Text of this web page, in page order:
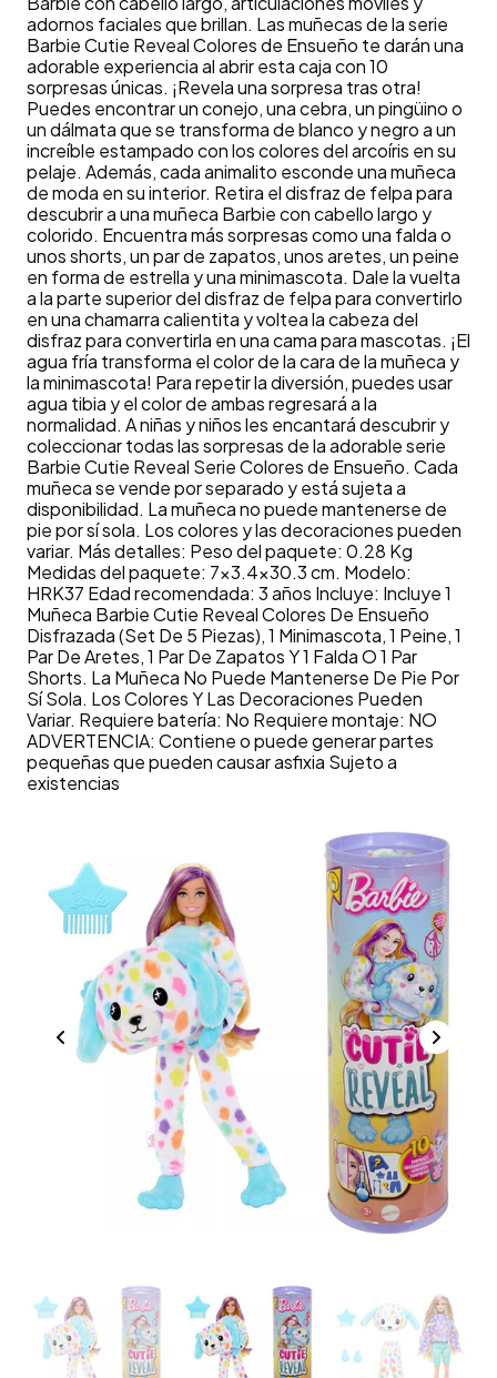
adornos faciales que brillan. Las muñecas de la serie
Barbie Cutie Reveal Colores de Ensueño te darán una
adorable experiencia al abrir esta caja con 10
sorpresas únicas. ¡Revela una sorpresa tras otra!
Puedes encontrar un conejo, una cebra, un pingüino o
un dálmata que se transforma de blanco y negro a un
increíble estampado con los colores del arcoíris en su
pelaje. Además, cada animalito esconde una muñeca
de moda en su interior. Retira el disfraz de felpa para
descubrir a una muñeca Barbie con cabello largo y
colorido. Encuentra más sorpresas como una falda o
unos shorts, un par de zapatos, unos aretes, un peine
en forma de estrella y una minimascota. Dale la vuelta
a la parte superior del disfraz de felpa para convertirlo
en una chamarra calientita y voltea la cabeza del
disfraz para convertirla en una cama para mascotas. ¡El
agua fría transforma el color de la cara de la muñeca y
la minimascota! Para repetir la diversión, puedes usar
agua tibia y el color de ambas regresará a la
normalidad. A niñas y niños les encantará descubrir y
coleccionar todas las sorpresas de la adorable serie
Barbie Cutie Reveal Serie Colores de Ensueño. Cada
muñeca se vende por separado y está sujeta a
disponibilidad. La muñeca no puede mantenerse de
pie por sí sola. Los colores y las decoraciones pueden
variar. Más detalles: Peso del paquete: 0.28 Kg
Medidas del paquete: 7x3.4x30.3 cm. Modelo:
HRK37 Edad recomendada: 3 años Incluye: Incluye 1
Muñeca Barbie Cutie Reveal Colores De Ensueño
Disfrazada (Set De 5 Piezas), 1 Minimascota, 1 Peine, 1
Par De Aretes, 1 Par De Zapatos Y 1 Falda O 1 Par
Shorts. La Muñeca No Puede Mantenerse De Pie Por
Sí Sola. Los Colores Y Las Decoraciones Pueden
Variar. Requiere batería: No Requiere montaje: NO
ADVERTENCIA: Contiene o puede generar partes
pequeñas que pueden causar asfixia Sujeto a
existencias